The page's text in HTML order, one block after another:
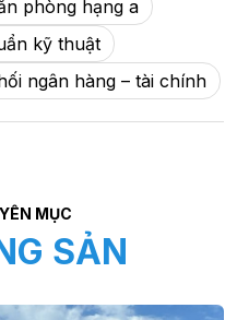
phòng hạng a
kỹ thuật
ngân hàng – tài chính
MỤC
SẢN